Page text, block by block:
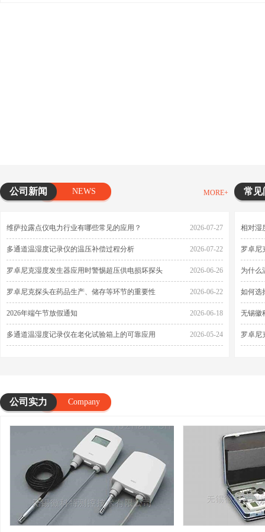
公司新闻 NEWS MORE+
维萨拉露点仪电力行业有哪些常见的应用？ 2026-07-27
多通道温湿度记录仪的温压补偿过程分析 2026-07-22
罗卓尼克湿度发生器应用时警惕超压供电损坏探头 2026-06-26
罗卓尼克探头在药品生产、储存等环节的重要性 2026-06-22
2026年端午节放假通知 2026-06-18
多通道温湿度记录仪在老化试验箱上的可靠应用 2026-05-24
常见
相对湿
如何选
无锡徽
罗卓尼
公司实力
Company
温湿度变送器
更多